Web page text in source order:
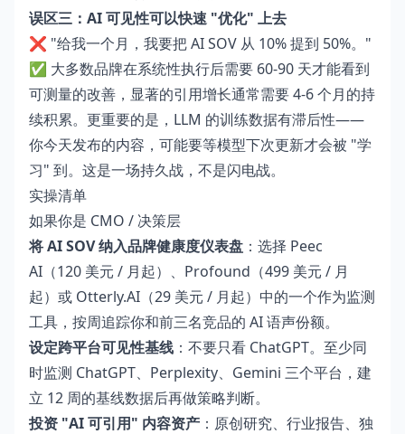
误区三：AI 可见性可以快速 "优化" 上去
❌ "给我一个月，我要把 AI SOV 从 10% 提到 50%。"
✅ 大多数品牌在系统性执行后需要 60-90 天才能看到
可测量的改善，显著的引用增长通常需要 4-6 个月的持
续积累。更重要的是，LLM 的训练数据有滞后性——
你今天发布的内容，可能要等模型下次更新才会被 "学
习" 到。这是一场持久战，不是闪电战。
实操清单
如果你是 CMO / 决策层
将 AI SOV 纳入品牌健康度仪表盘 ：选择 Peec
AI（120 美元 / 月起）、Profound（499 美元 / 月
起）或 Otterly.AI（29 美元 / 月起）中的一个作为监测
工具，按周追踪你和前三名竞品的 AI 语声份额。
设定跨平台可见性基线 ：不要只看 ChatGPT。至少同
时监测 ChatGPT、Perplexity、Gemini 三个平台，建
立 12 周的基线数据后再做策略判断。
投资 "AI 可引用" 内容资产 ：原创研究、行业报告、独